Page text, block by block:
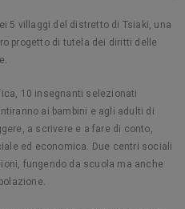
5 villaggi del distretto di Tsiaki, una
progetto di tutela dei diritti delle
10 insegnanti selezionati
ai bambini e agli adulti di
a scrivere e a fare di conto,
ed economica. Due centri sociali
fungendo da scuola ma anche